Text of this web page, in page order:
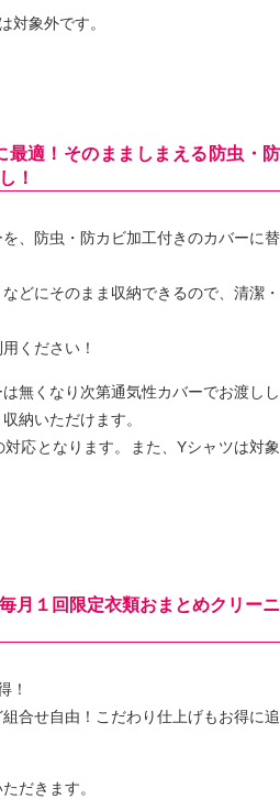
対象外です。
最適！そのまましまえる防虫・防
！
、防虫・防カビ加工付きのカバーに替
どにそのまま収納できるので、清潔・
ください！
無くなり次第通気性カバーでお渡しし
納いただけます。
応となります。また、Yシャツは対象
月１回限定衣類おまとめクリーニ
！
合せ自由！こだわり仕上げもお得に追
だきます。